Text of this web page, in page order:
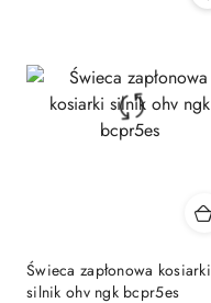
Świeca zapłonowa kosiarki
silnik ohv ngk bcpr5es